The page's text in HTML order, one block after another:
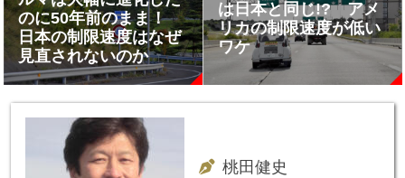
のに50年前のまま！
日本の制限速度はなぜ
見直されないのか
は日本と同じ!? アメ
リカの制限速度が低い
ワケ
桃田健史